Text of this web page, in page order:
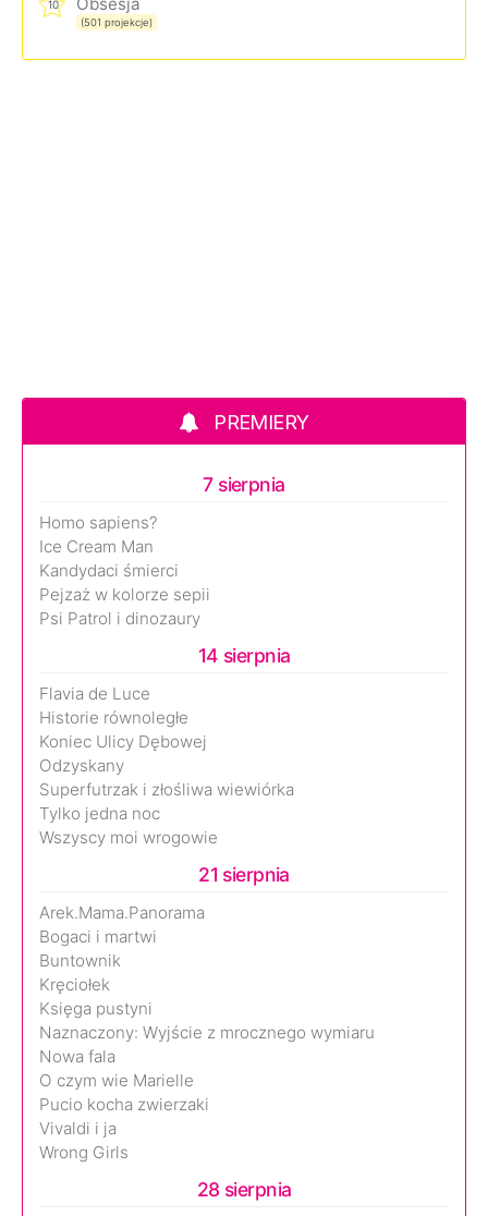
10
(501 projekcje)
PREMIERY
7 sierpnia
Homo sapiens?
Ice Cream Man
Kandydaci śmierci
Pejzaż w kolorze sepii
Psi Patrol i dinozaury
14 sierpnia
Flavia de Luce
Historie równoległe
Koniec Ulicy Dębowej
Odzyskany
Superfutrzak i złośliwa wiewiórka
Tylko jedna noc
Wszyscy moi wrogowie
21 sierpnia
Arek.Mama.Panorama
Bogaci i martwi
Buntownik
Kręciołek
Księga pustyni
Naznaczony: Wyjście z mrocznego wymiaru
Nowa fala
O czym wie Marielle
Pucio kocha zwierzaki
Vivaldi i ja
Wrong Girls
28 sierpnia